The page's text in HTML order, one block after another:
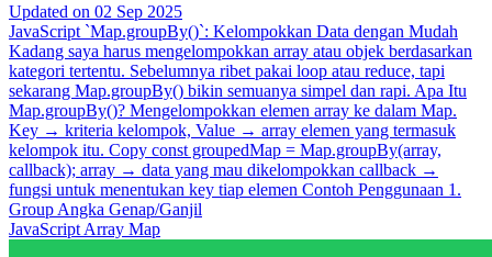
Updated on 02 Sep 2025
JavaScript `Map.groupBy()`: Kelompokkan Data dengan Mudah
Kadang saya harus mengelompokkan array atau objek berdasarkan
kategori tertentu. Sebelumnya ribet pakai loop atau reduce, tapi
sekarang Map.groupBy() bikin semuanya simpel dan rapi. Apa Itu
Map.groupBy()? Mengelompokkan elemen array ke dalam Map.
Key → kriteria kelompok, Value → array elemen yang termasuk
kelompok itu. Copy const groupedMap = Map.groupBy(array,
callback); array → data yang mau dikelompokkan callback →
fungsi untuk menentukan key tiap elemen Contoh Penggunaan 1.
Group Angka Genap/Ganjil
JavaScript Array Map